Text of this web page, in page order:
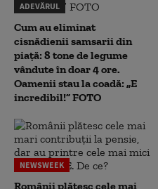
ADEVĂRUL
Cum au eliminat
cisnădienii samsarii din
piață: 8 tone de legume
vândute în doar 4 ore.
Oamenii stau la coadă: „E
incredibil!” FOTO
NEWSWEEK
Românii plătesc cele mai